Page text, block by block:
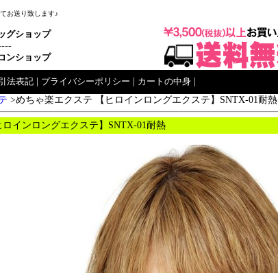
お送り致します♪
グショップ
ンショップ
法表記 プライバシーポリシー カートの中身
>めちゃ楽エクステ 【ヒロインロングエクステ】SNTX-01耐熱
インロングエクステ】SNTX-01耐熱